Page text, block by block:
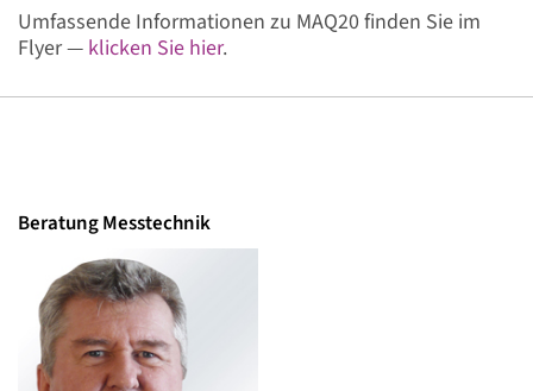
Umfassende Informationen zu MAQ20 finden Sie im
Flyer — klicken Sie hier.
Beratung Messtechnik